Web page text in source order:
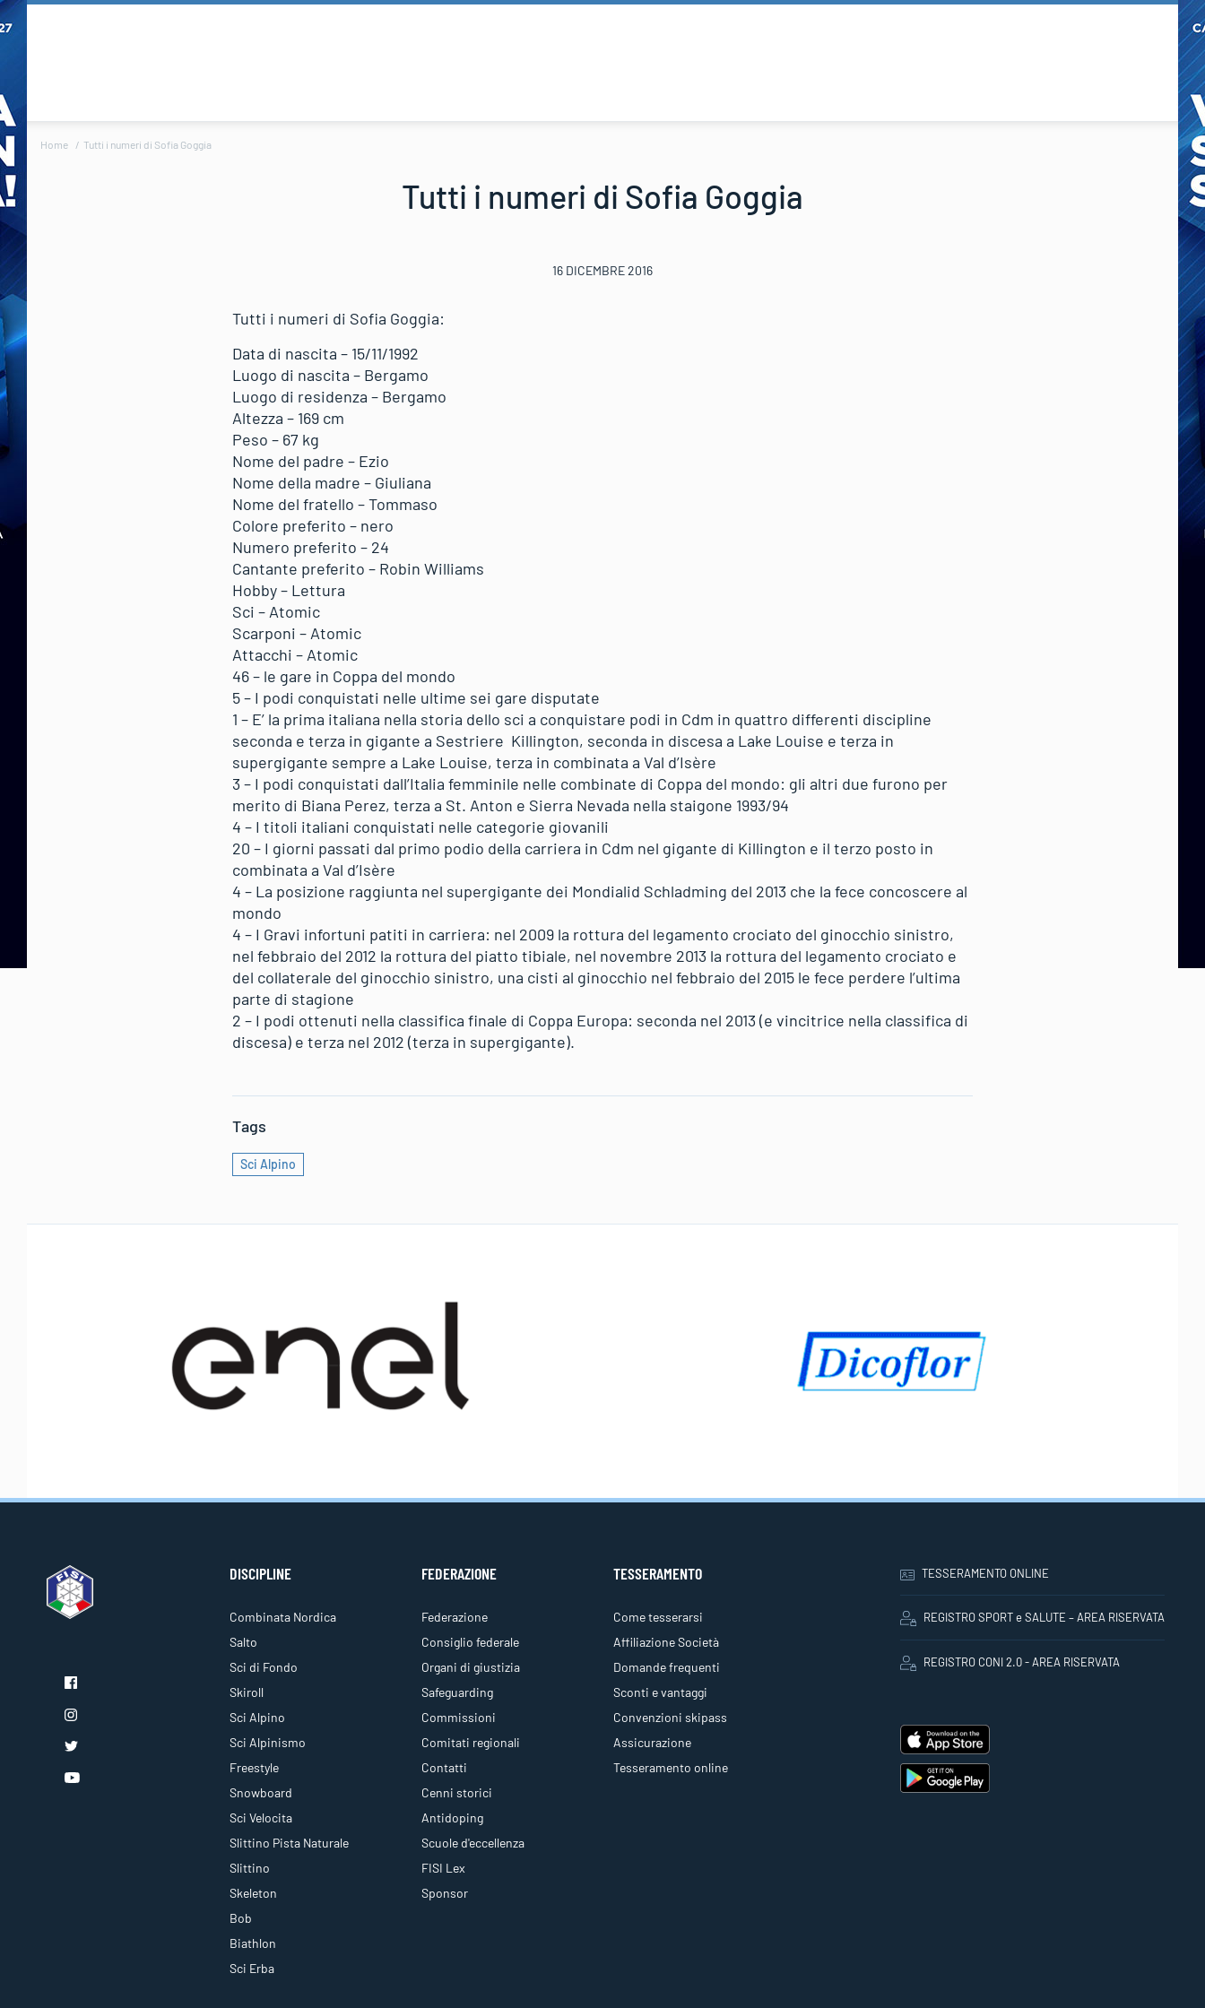
Home Tutti i numeri di Sofia Goggia
Tutti i numeri di Sofia Goggia
16 DICEMBRE 2016
Tutti i numeri di Sofia Goggia:
Data di nascita – 15/11/1992
Luogo di nascita – Bergamo
Luogo di residenza – Bergamo
Altezza – 169 cm
Peso – 67 kg
Nome del padre – Ezio
Nome della madre – Giuliana
Nome del fratello – Tommaso
Colore preferito – nero
Numero preferito – 24
Cantante preferito – Robin Williams
Hobby – Lettura
Sci – Atomic
Scarponi – Atomic
Attacchi – Atomic
46 – le gare in Coppa del mondo
5 – I podi conquistati nelle ultime sei gare disputate
1 – E’ la prima italiana nella storia dello sci a conquistare podi in Cdm in quattro differenti discipline
seconda e terza in gigante a Sestriere Killington, seconda in discesa a Lake Louise e terza in
supergigante sempre a Lake Louise, terza in combinata a Val d’Isère
3 – I podi conquistati dall’Italia femminile nelle combinate di Coppa del mondo: gli altri due furono per
merito di Biana Perez, terza a St. Anton e Sierra Nevada nella staigone 1993/94
4 – I titoli italiani conquistati nelle categorie giovanili
20 – I giorni passati dal primo podio della carriera in Cdm nel gigante di Killington e il terzo posto in
combinata a Val d’Isère
4 – La posizione raggiunta nel supergigante dei Mondialid Schladming del 2013 che la fece concoscere al
mondo
4 – I Gravi infortuni patiti in carriera: nel 2009 la rottura del legamento crociato del ginocchio sinistro,
nel febbraio del 2012 la rottura del piatto tibiale, nel novembre 2013 la rottura del legamento crociato e
del collaterale del ginocchio sinistro, una cisti al ginocchio nel febbraio del 2015 le fece perdere l’ultima
parte di stagione
2 – I podi ottenuti nella classifica finale di Coppa Europa: seconda nel 2013 (e vincitrice nella classifica di
discesa) e terza nel 2012 (terza in supergigante).
Tags
Sci Alpino
DISCIPLINE
Combinata Nordica
Salto
Sci di Fondo
Skiroll
Sci Alpino
Sci Alpinismo
Freestyle
Snowboard
Sci Velocita
Slittino Pista Naturale
Slittino
Skeleton
Bob
Biathlon
Sci Erba
FEDERAZIONE
Federazione
Consiglio federale
Organi di giustizia
Safeguarding
Commissioni
Comitati regionali
Contatti
Cenni storici
Antidoping
Scuole d'eccellenza
FISI Lex
Sponsor
TESSERAMENTO
Come tesserarsi
Affiliazione Società
Domande frequenti
Sconti e vantaggi
Convenzioni skipass
Assicurazione
Tesseramento online
TESSERAMENTO ONLINE
REGISTRO SPORT e SALUTE – AREA RISERVATA
REGISTRO CONI 2.0 - AREA RISERVATA